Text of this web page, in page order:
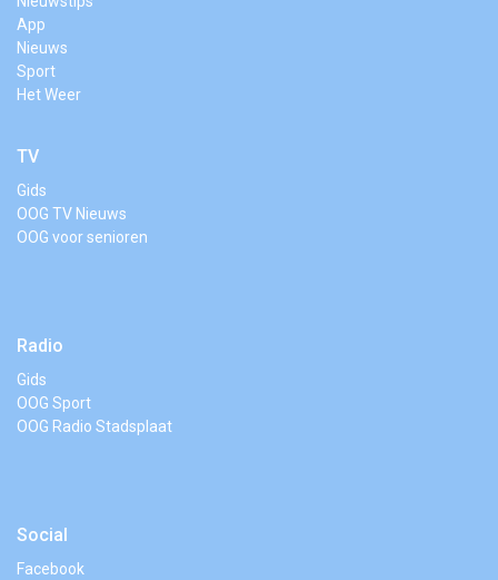
App
Nieuws
Sport
Het Weer
TV
Gids
OOG TV Nieuws
OOG voor senioren
Radio
Gids
OOG Sport
OOG Radio Stadsplaat
Social
Facebook